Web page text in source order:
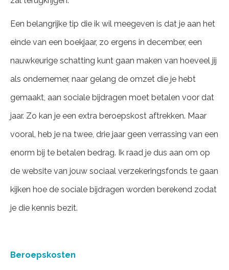
Een belangrijke tip die ik wil meegeven is dat je aan het
einde van een boekjaar, zo ergens in december, een
nauwkeurige schatting kunt gaan maken van hoeveel jij
als ondernemer, naar gelang de omzet die je hebt
gemaakt, aan sociale bijdragen moet betalen voor dat
jaar. Zo kan je een extra beroepskost aftrekken. Maar
vooral, heb je na twee, drie jaar geen verrassing van een
enorm bij te betalen bedrag. Ik raad je dus aan om op
de website van jouw sociaal verzekeringsfonds te gaan
kijken hoe de sociale bijdragen worden berekend zodat
je die kennis bezit.
Beroepskosten